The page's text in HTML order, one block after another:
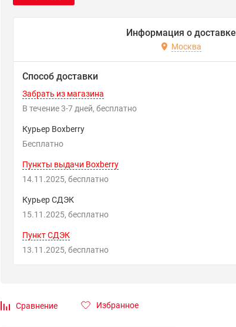
Информация о доставке
Москва
Способ доставки
Забрать из магазина
В течение3-7дней Бесплатно
Курьер Boxberry
Бесплатно
Пункты выдачи Boxberry
14.11.2025
Бесплатно
Курьер СДЭК
15.11.2025
Бесплатно
Пункт СДЭК
13.11.2025
Бесплатно
Сравнение Избранное